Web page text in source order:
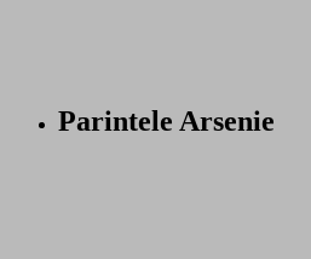
Parintele Arsenie